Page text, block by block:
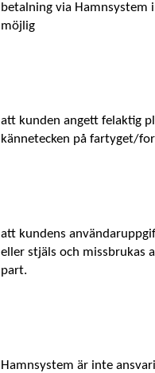
betalning via Hamnsystem
möjlig
att kunden angett felaktig
kännetecken på fartyget/
att kundens
eller stjäls och missbrukas
part.
Hamnsystem är inte